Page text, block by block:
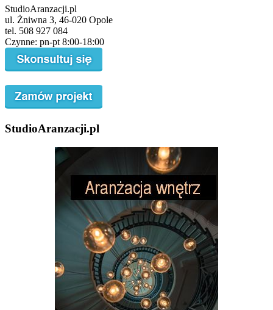
StudioAranzacji.pl
ul. Żniwna 3, 46-020 Opole
tel. 508 927 084
Czynne: pn-pt 8:00-18:00
StudioAranzacji.pl